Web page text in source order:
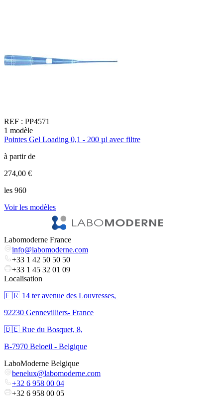
REF : PP4571
1 modèle
Pointes Gel Loading 0,1 - 200 µl avec filtre
à partir de
274,00 €
les 960
Voir les modèles
Labomoderne France
info@labomoderne.com
+33 1 42 50 50 50
+33 1 45 32 01 09
Localisation
🇫🇷 ​14 ter avenue des Louvresses,
92230 Gennevilliers- France
🇧🇪 Rue du Bosquet, 8,
B-7970 Beloeil - Belgique
LaboModerne Belgique
benelux@labomoderne.com
+32 6 958 00 04
+32 6 958 00 05